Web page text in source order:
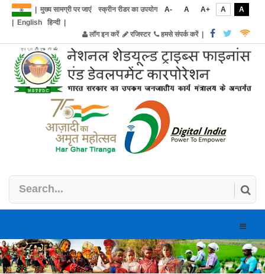
मुख्य सामग्री पर जाएं स्क्रीन रीडर का उपयोग A- A A+ A
A
English हिन्दी|
लॉग इन करें
रजिस्टर हमसे संपर्क करें|
Toggle